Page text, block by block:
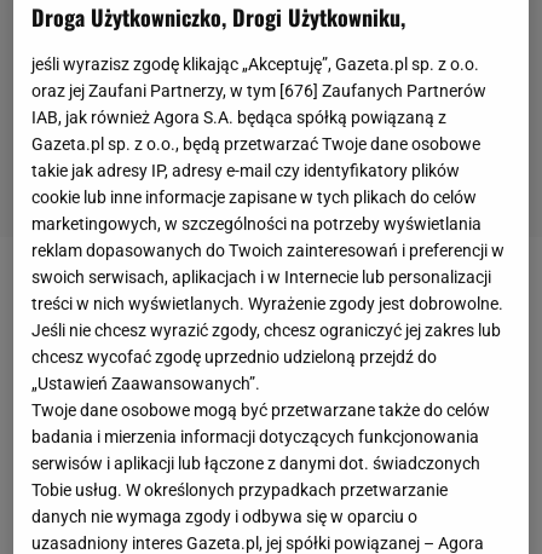
Wyjaśniła się przyszłość Jerzego Brzęczkaw
reprezentacji Polski.PZPNpodjął decyzję o
przedłużeniu wygasającego wraz z końcem czerwca
kontraktu selekcjonera. Nowa umowa obowiązywać
będzie do 31 grudnia 2021 roku. – Postanowiliśmy
przedłużyć kontrakt z Jerzym Brzęczkiem do końca
2021 roku, bo mamy pełne zaufanie do selekcjonera
i prowadzonej przez niego reprezentacji - przyznał
Droga Użytkowniczko, Drogi Użytkowniku,
jeśli wyrazisz zgodę klikając „Akceptuję”, Gazeta.pl sp. z o.o.
oraz jej Zaufani Partnerzy, w tym [676] Zaufanych Partnerów
IAB, jak również Agora S.A. będąca spółką powiązaną z
Gazeta.pl sp. z o.o., będą przetwarzać Twoje dane osobowe
takie jak adresy IP, adresy e-mail czy identyfikatory plików
cookie lub inne informacje zapisane w tych plikach do celów
marketingowych, w szczególności na potrzeby wyświetlania
reklam dopasowanych do Twoich zainteresowań i preferencji w
swoich serwisach, aplikacjach i w Internecie lub personalizacji
treści w nich wyświetlanych. Wyrażenie zgody jest dobrowolne.
Jeśli nie chcesz wyrazić zgody, chcesz ograniczyć jej zakres lub
chcesz wycofać zgodę uprzednio udzieloną przejdź do
„Ustawień Zaawansowanych”.
Twoje dane osobowe mogą być przetwarzane także do celów
badania i mierzenia informacji dotyczących funkcjonowania
serwisów i aplikacji lub łączone z danymi dot. świadczonych
Tobie usług. W określonych przypadkach przetwarzanie
danych nie wymaga zgody i odbywa się w oparciu o
uzasadniony interes Gazeta.pl, jej spółki powiązanej – Agora